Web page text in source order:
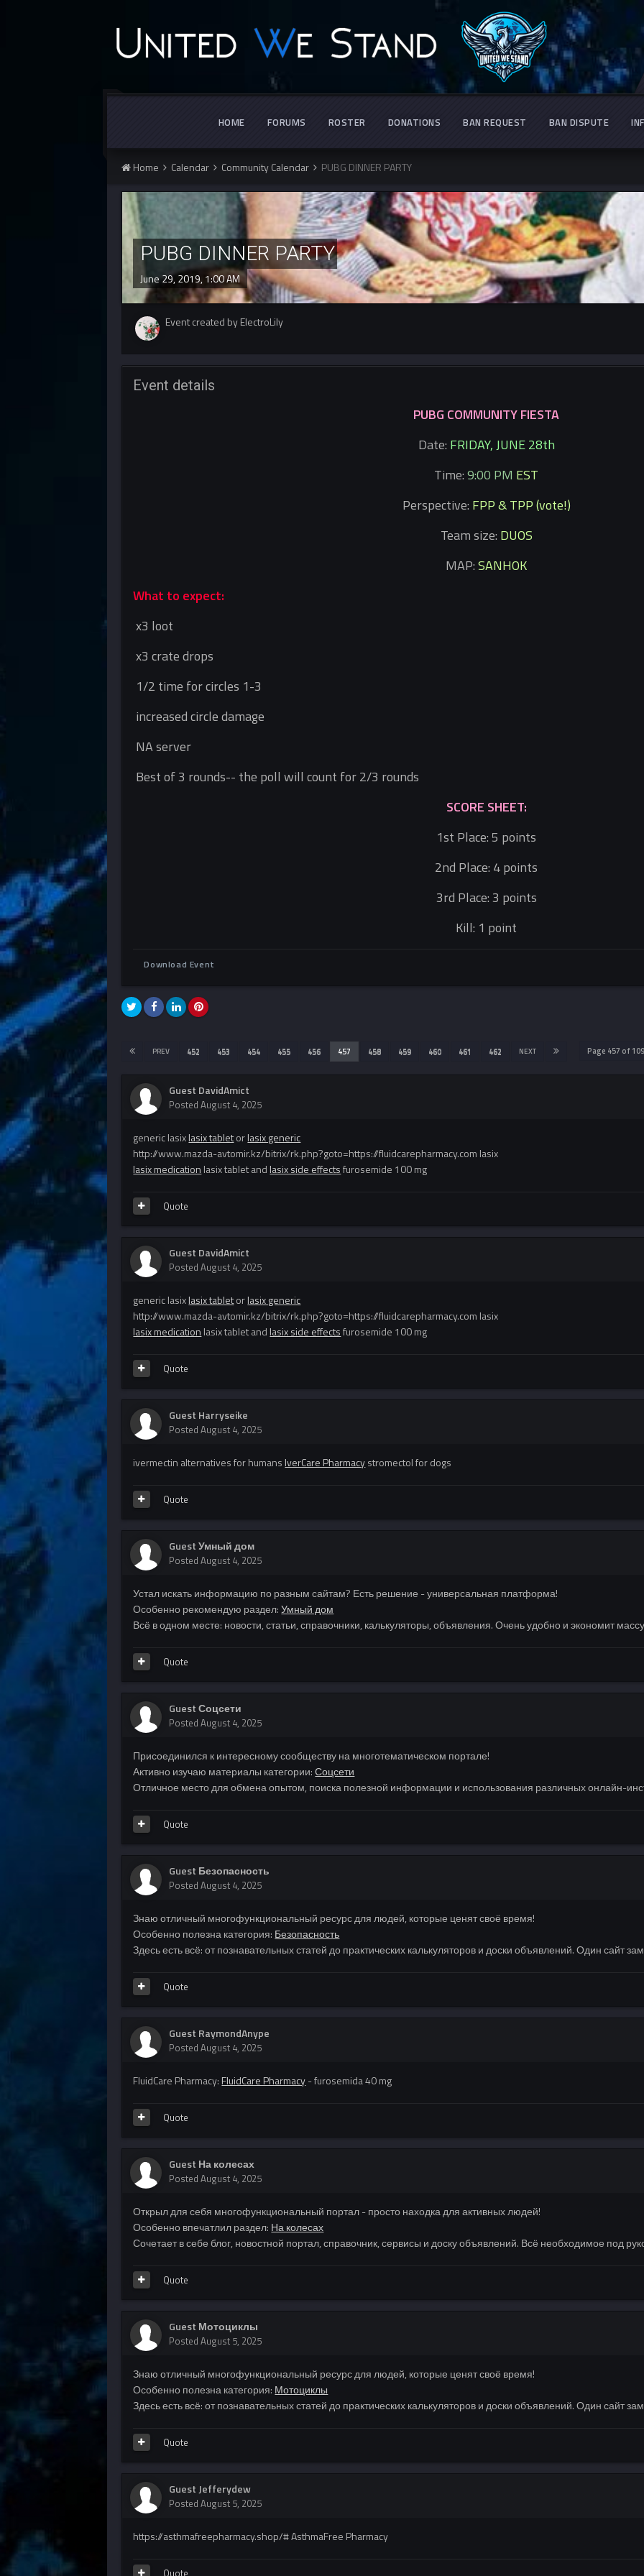
HOME FORUMS ROSTER DONATIONS BAN REQUEST BAN DISPUTE
Home Calendar Community Calendar PUBG DINNER PARTY
PUBG DINNER PARTY
June 29, 2019, 1:00 AM
Event created by ElectroLily
Event details
PUBG COMMUNITY FIESTA
Date: FRIDAY, JUNE 28th
Time:9:00 PM EST
Perspective: FPP & TPP (vote!)
Team size: DUOS
MAP:SANHOK
What to expect:
x3 loot
x3 crate drops
1/2 time for circles 1-3
increased circle damage
NA server
Best of 3 rounds-- the poll will count for 2/3 rounds
SCORE SHEET:
1st Place: 5 points
2nd Place: 4 points
3rd Place: 3 points
Kill: 1 point
Download Event
PREV 452 453 454 455 456 457 458 459 460 461 462 NEXT Page 457 of
Guest DavidAmict
PostedAugust 4, 2025
generic lasixlasix tabletorlasix generic
http://www.mazda-avtomir.kz/bitrix/rk.php?goto=https://fluidcarepharmacy.com lasix
lasix medication lasix tablet and lasix side effectsfurosemide 100 mg
Quote
Guest DavidAmict
PostedAugust 4, 2025
generic lasixlasix tabletorlasix generic
http://www.mazda-avtomir.kz/bitrix/rk.php?goto=https://fluidcarepharmacy.com lasix
lasix medication lasix tablet and lasix side effectsfurosemide 100 mg
Quote
Guest Harryseike
PostedAugust 4, 2025
ivermectin alternatives for humans IverCare Pharmacystromectol for dogs
Quote
Guest Умный дом
PostedAugust 4, 2025
Устал искать информацию по разным сайтам? Есть решение - универсальная платформа!
Особенно рекомендую раздел:Умный дом
Всё в одном месте: новости, статьи, справочники, калькуляторы, объявления. Очень удобно и экономит
Quote
Guest Соцсети
PostedAugust 4, 2025
Присоединился к интересному сообществу на многотематическом портале!
Активно изучаю материалы категории:Соцсети
Отличное место для обмена опытом, поиска полезной информации и использования различных онлайн-
Quote
Guest Безопасность
PostedAugust 4, 2025
Знаю отличный многофункциональный ресурс для людей, которые ценят своё время!
Особенно полезна категория: Безопасность
Здесь есть всё: от познавательных статей до практических калькуляторов и доски объявлений. Один сайт
Quote
Guest RaymondAnype
PostedAugust 4, 2025
FluidCare Pharmacy: FluidCare Pharmacy- furosemida 40 mg
Quote
Guest На колесах
PostedAugust 4, 2025
Открыл для себя многофункциональный портал - просто находка для активных людей!
Особенно впечатлил раздел: На колесах
Сочетает в себе блог, новостной портал, справочник, сервисы и доску объявлений. Всё необходимое под
Quote
Guest Мотоциклы
PostedAugust 5, 2025
Знаю отличный многофункциональный ресурс для людей, которые ценят своё время!
Особенно полезна категория: Мотоциклы
Здесь есть всё: от познавательных статей до практических калькуляторов и доски объявлений. Один сайт
Quote
Guest Jefferydew
PostedAugust 5, 2025
https://asthmafreepharmacy.shop/# AsthmaFree Pharmacy